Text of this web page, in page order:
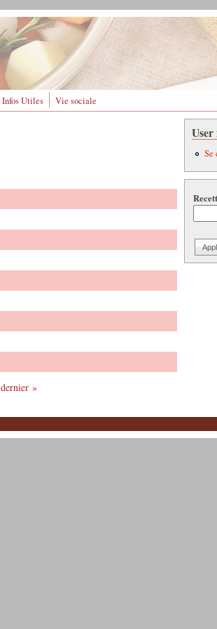
Infos Utiles Vie sociale
dernier »
User
Se